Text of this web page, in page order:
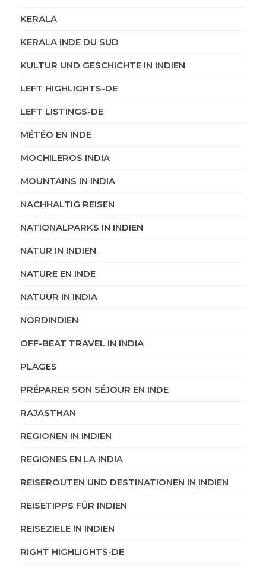
KERALA
KERALA INDE DU SUD
KULTUR UND GESCHICHTE IN INDIEN
LEFT HIGHLIGHTS-DE
LEFT LISTINGS-DE
MÉTÉO EN INDE
MOCHILEROS INDIA
MOUNTAINS IN INDIA
NACHHALTIG REISEN
NATIONALPARKS IN INDIEN
NATUR IN INDIEN
NATURE EN INDE
NATUUR IN INDIA
NORDINDIEN
OFF-BEAT TRAVEL IN INDIA
PLAGES
PRÉPARER SON SÉJOUR EN INDE
RAJASTHAN
REGIONEN IN INDIEN
REGIONES EN LA INDIA
REISEROUTEN UND DESTINATIONEN IN INDIEN
REISETIPPS FÜR INDIEN
REISEZIELE IN INDIEN
RIGHT HIGHLIGHTS-DE